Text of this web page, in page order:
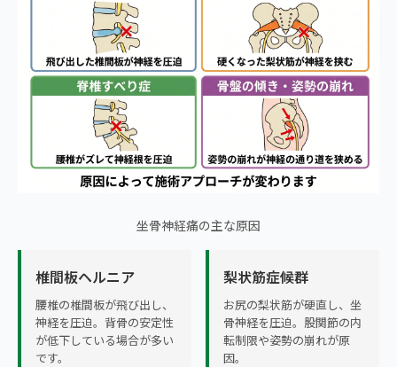
坐骨神経痛の主な原因
椎間板ヘルニア
腰椎の椎間板が飛び出し、
神経を圧迫。背骨の安定性
が低下している場合が多い
です。
梨状筋症候群
お尻の梨状筋が硬直し、坐
骨神経を圧迫。股関節の内
転制限や姿勢の崩れが原
因。